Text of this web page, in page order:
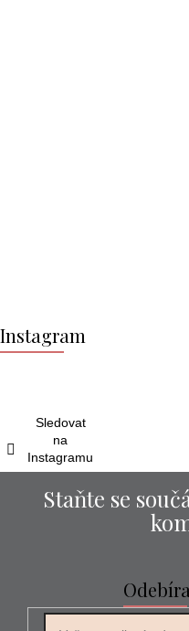
á
p
Instagram
Sledovat
na
Instagramu
Staňte se